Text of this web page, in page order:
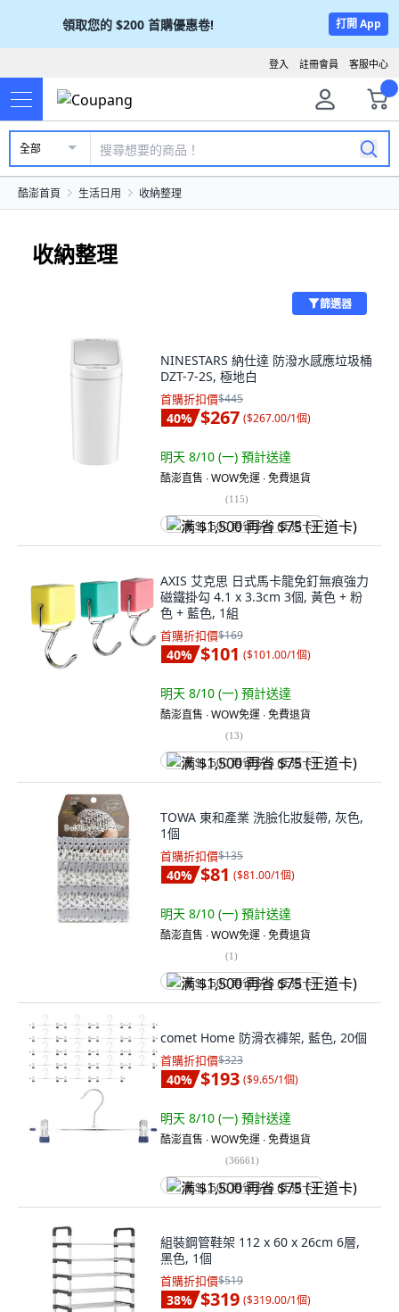
領取您的 $200 首購優惠卷! 打開 App
客服中心
註冊會員
登入
全部
酷澎首頁 生活日用 收納整理
收納整理
篩選器
NINESTARS 納仕達 防潑水感應垃圾桶
DZT-7-2S, 極地白
首購折扣價$445
40% $267 ($267.00/1個)
明天 8/10 (一) 預計送達
酷澎直售 ∙ WOW免運 ∙ 免費退貨
(115)
满 $1,500 再省 $75 (王道卡)
AXIS 艾克思 日式馬卡龍免釘無痕強力
磁鐵掛勾 4.1 x 3.3cm 3個, 黃色 + 粉
色 + 藍色, 1組
首購折扣價$169
40% $101 ($101.00/1個)
明天 8/10 (一) 預計送達
酷澎直售 ∙ WOW免運 ∙ 免費退貨
(13)
满 $1,500 再省 $75 (王道卡)
TOWA 東和產業 洗臉化妝髮帶, 灰色,
1個
首購折扣價$135
40% $81 ($81.00/1個)
明天 8/10 (一) 預計送達
酷澎直售 ∙ WOW免運 ∙ 免費退貨
(1)
满 $1,500 再省 $75 (王道卡)
comet Home 防滑衣褲架, 藍色, 20個
首購折扣價$323
40% $193 ($9.65/1個)
明天 8/10 (一) 預計送達
酷澎直售 ∙ WOW免運 ∙ 免費退貨
(36661)
满 $1,500 再省 $75 (王道卡)
組裝鋼管鞋架 112 x 60 x 26cm 6層,
黑色, 1個
首購折扣價$519
38% $319 ($319.00/1個)